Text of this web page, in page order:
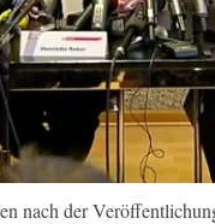
nach der